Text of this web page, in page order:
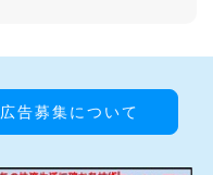
広告募集について